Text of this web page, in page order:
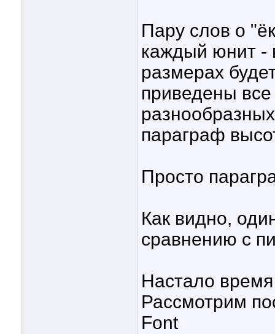
Пару слов о
каждый юнит -
размерах
приведены
параграф
Просто
Как видно,
сравнению с
Настало
Рассмотрим
Font